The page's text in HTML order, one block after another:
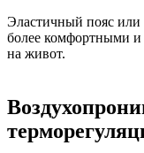
Эластичный пояс или
более комфортными и
на живот.